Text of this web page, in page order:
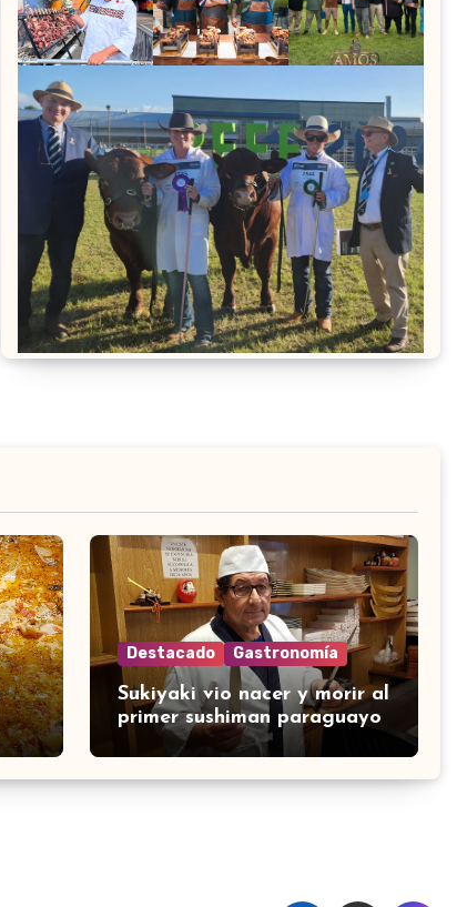
Destacado Gastronomía
Sukiyaki vio nacer y morir al
primer sushiman paraguayo